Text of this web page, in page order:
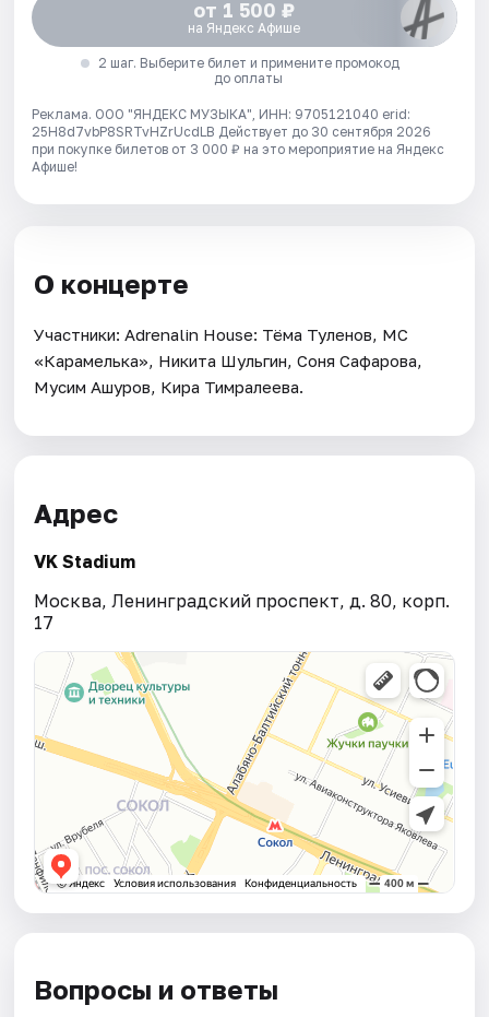
от 1 500 ₽
на Яндекс Афише
2 шаг. Выберите билет и примените промокод
до оплаты
Реклама. ООО "ЯНДЕКС МУЗЫКА", ИНН: 9705121040 erid:
25H8d7vbP8SRTvHZrUcdLB Действует до 30 сентября 2026
при покупке билетов от 3 000 ₽ на это мероприятие на Яндекс
Афише!
О концерте
Участники: Adrenalin House: Тёма Туленов, МС
«Карамелька», Никита Шульгин, Соня Сафарова,
Мусим Ашуров, Кира Тимралеева.
Адрес
VK Stadium
Москва, Ленинградский проспект, д. 80, корп.
17
Вопросы и ответы